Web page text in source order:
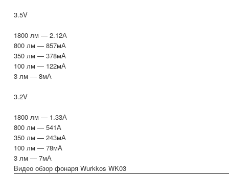
3.5V
1800 лм — 2.12А
800 лм — 857мА
350 лм — 378мА
100 лм — 122мА
3 лм — 8мА
3.2V
1800 лм — 1.33А
800 лм — 541А
350 лм — 243мА
100 лм — 78мА
3 лм — 7мА
Видео обзор фонаря Wurkkos WK03